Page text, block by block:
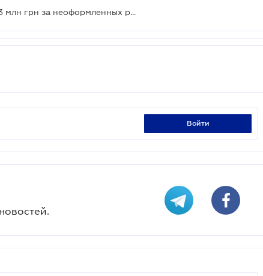
ФЛП оштрафовали более чем на 3 млн грн за неоформленных работников: суд подтвердил
войти